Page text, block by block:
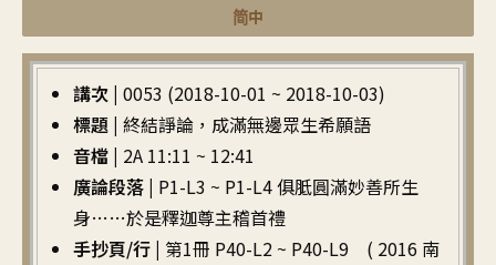
简中
講次 | 0053 (2018-10-01 ~ 2018-10-03)
標題 | 終結諍論，成滿無邊眾生希願語
音檔 | 2A 11:11 ~ 12:41
廣論段落 | P1-L3 ~ P1-L4 俱胝圓滿妙善所生
身……於是釋迦尊主稽首禮
手抄頁/行 | 第1冊 P40-L2 ~ P40-L9 ( 2016 南